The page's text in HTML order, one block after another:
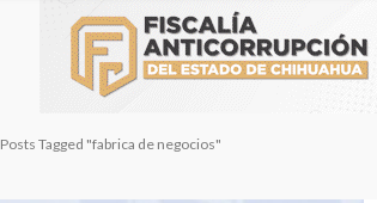
Posts Tagged "fabrica de negocios"